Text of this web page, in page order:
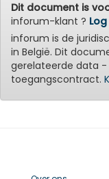
Dit document is
inforum-klant ?
inforum is de
in België. Dit
gerelateerde data -
toegangscontract.